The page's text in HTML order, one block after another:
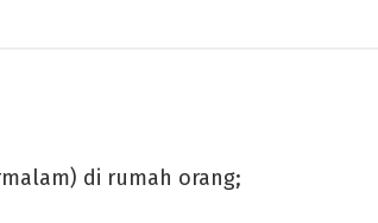
di rumah orang;